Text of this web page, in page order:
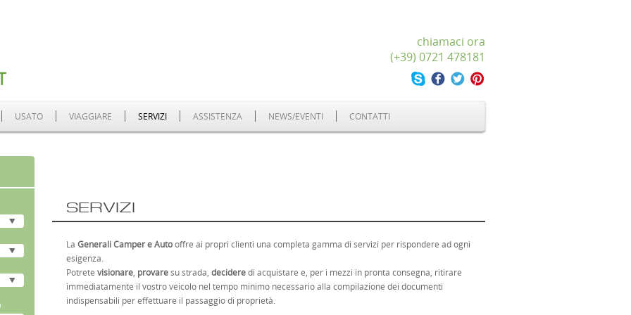
pesaro
Camper nuovi
chiamaci ora
(+39) 0721 478181
USATO VIAGGIARE SERVIZI ASSISTENZA NEWS/EVENTI CONTATTI
SERVIZI
La Generali Camper e Autooffre ai propri clienti una completa gamma di servizi per rispondere ad ogni
esigenza.
Potrete visionare provaresu strada, decideredi acquistare e, per i mezzi in pronta consegna, ritirare
immediatamente il vostro veicolo nel tempo minimo necessario alla compilazione dei documenti
indispensabili per effettuare il passaggio di proprietà.